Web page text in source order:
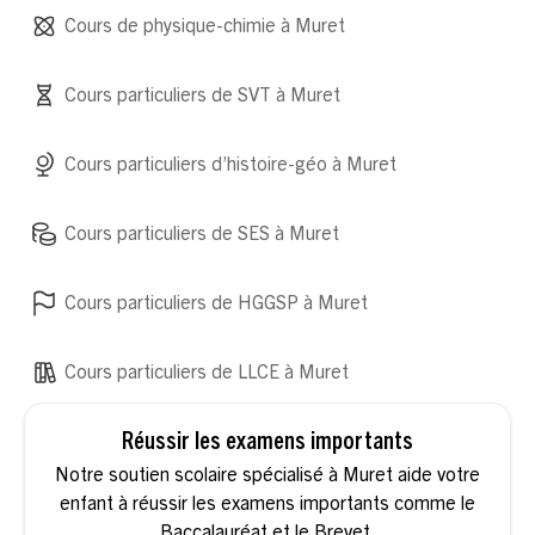
Cours particuliers d’histoire-géo à Muret
Cours particuliers de SES à Muret
Cours particuliers de HGGSP à Muret
Cours particuliers de LLCE à Muret
Cours de physique-chimie à Muret
Cours particuliers de SVT à Muret
Réussir les examens importants
Notre soutien scolaire spécialisé à Muret aide votre
enfant à réussir les examens importants comme le